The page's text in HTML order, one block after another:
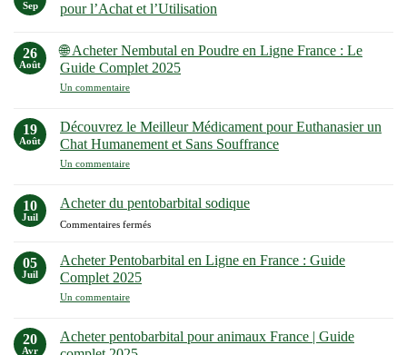
Sep
pour l’Achat et l’Utilisation
sur
Pentobarbital
Sodique
Légal
Guide
Complet
pour
et
26
Août
🌐 Acheter Nembutal en Poudre en Ligne France : Le
Guide Complet 2025
Un commentairesur
Nembutal
en
Poudre
Ligne
Le
Complet
19
Août
Découvrez le Meilleur Médicament pour Euthanasier un
Chat Humanement et Sans Souffrance
Un commentairesur
Meilleur
Médicament
pour
Chat
Humanement
et
Souffrance
10
Juil
Acheter du pentobarbital sodique
Commentaires ferméssur
du
pentobarbital
05
Juil
Acheter Pentobarbital en Ligne en France : Guide
Complet 2025
Un commentairesur
en
Ligne
20
Avr
Acheter pentobarbital pour animaux France | Guide